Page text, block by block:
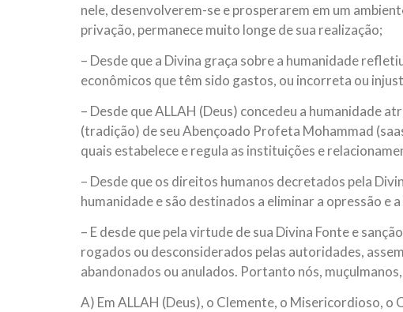
nele, desenvolverem-se e prosperarem em um
privação, permanece muito longe de sua realização;
– Desde que a Divina graça sobre a humanidade
econômicos que têm sido gastos, ou incorreta ou
– Desde que ALLAH (Deus) concedeu a humanidade
(tradição) de seu Abençoado Profeta Mohammad
quais estabelece e regula as instituições e
– Desde que os direitos humanos decretados pela
humanidade e são destinados a eliminar a opressão e
– E desde que pela virtude de sua Divina Fonte e
rogados ou desconsiderados pelas autoridades,
abandonados ou anulados. Portanto nós,
A) Em ALLAH (Deus), o Clemente, o Misericordioso,